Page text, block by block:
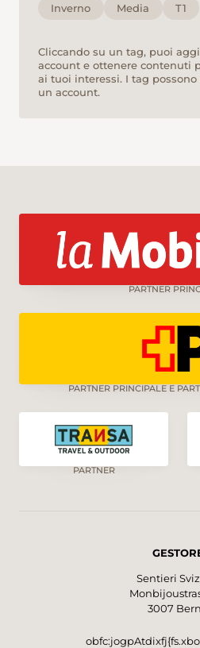
Inverno
Media T1
Cliccando su un tag, puoi
account e ottenere contenuti
ai tuoi interessi. I tag possono
un account.
PARTNER
PARTNER PRINCIPALE E
PARTNER
Sentieri
3007